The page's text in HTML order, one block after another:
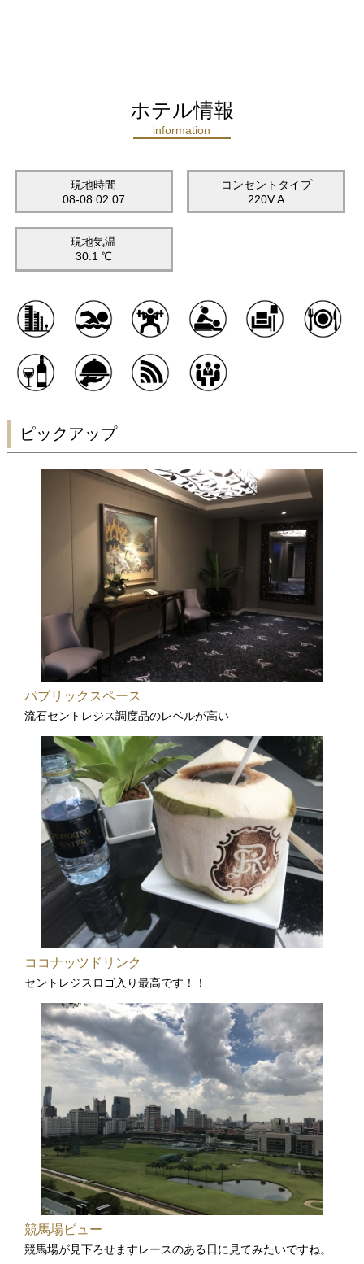
ホテル情報
information
現地時間
08-08 02:07
コンセントタイプ
220V A
現地気温
30.1 ℃
ピックアップ
パブリックスペース
流石セントレジス調度品のレベルが高い
ココナッツドリンク
セントレジスロゴ入り最高です！！
競馬場ビュー
競馬場が見下ろせますレースのある日に見てみたいですね。